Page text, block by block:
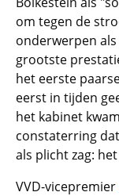
om tegen de
onderwerpen als
grootste
het eerste
eerst in tijden
het kabinet
constaterring
als plicht zag:
VVD-vicepremier